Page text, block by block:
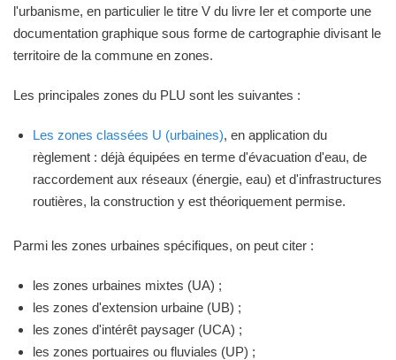
l'urbanisme, en particulier le titre V du livre Ier et comporte une
documentation graphique sous forme de cartographie divisant le
territoire de la commune en zones.
Les principales zones du PLU sont les suivantes :
Les zones classées U (urbaines), en application du
règlement : déjà équipées en terme d'évacuation d'eau, de
raccordement aux réseaux (énergie, eau) et d'infrastructures
routières, la construction y est théoriquement permise.
Parmi les zones urbaines spécifiques, on peut citer :
les zones urbaines mixtes (UA) ;
les zones d'extension urbaine (UB) ;
les zones d'intérêt paysager (UCA) ;
les zones portuaires ou fluviales (UP) ;